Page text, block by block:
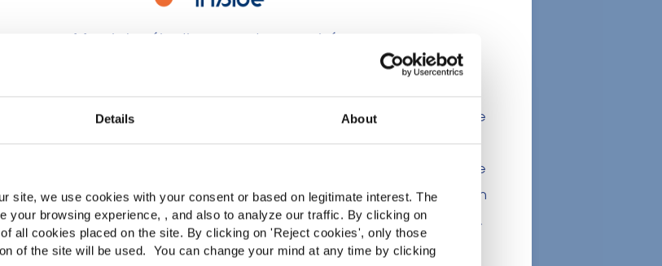
Details About
site, we use cookies with your consent or based on legitimate interest. The
your browsing experience, , and also to analyze our traffic. By clicking on
all cookies placed on the site. By clicking on 'Reject cookies', only those
of the site will be used. You can change your mind at any time by clicking
Merci de sélectionner votre marché
que ce site web est exclusivement destiné aux professionnels de l’industrie
alimentaires et en aucun cas aux consommateurs. Ce site étant
dans plusieurs pays, il peut contenir des déclarations, des allégations ou une
non conformes au règlement CE n. 1924/2006 ou à d'autres dispositions en
votre pays. Les produits présentés ne peuvent prétendre à diagnostiquer,
ou prévenir une quelconque maladie. La conformité d'un produit à la